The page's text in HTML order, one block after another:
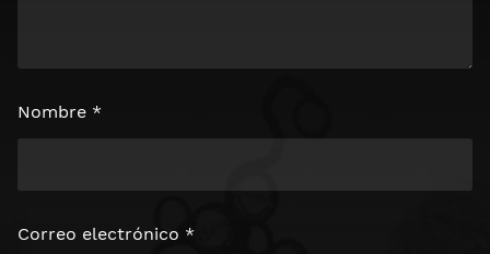
Nombre *
Correo electrónico *